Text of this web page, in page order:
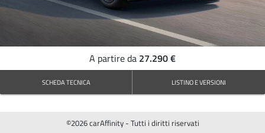
A partire da 27.290 €
SCHEDA TECNICA LISTINO E VERSIONI
©2026 carAffinity - Tutti i diritti riservati